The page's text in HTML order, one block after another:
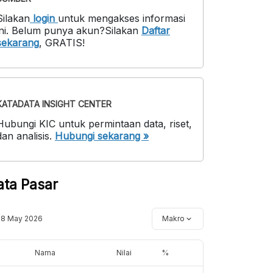
login untuk mengakses informasi
. Belum punya akun?Silakan Daftar
, GRATIS!
INSIGHT CENTER
KIC untuk permintaan data, riset,
analisis. Hubungi sekarang »
Pasar
May 2026 Makro
Nama Nilai %